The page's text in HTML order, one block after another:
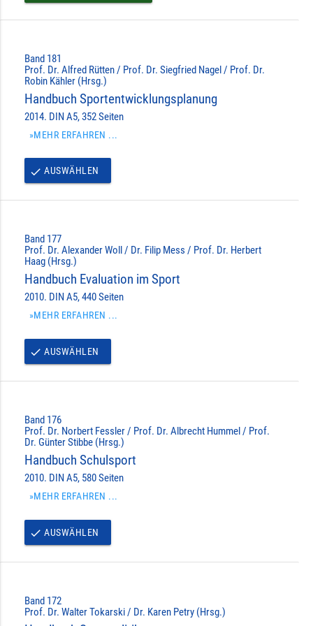
Band 181
Prof. Dr. Alfred Rütten / Prof. Dr. Siegfried Nagel / Prof. Dr.
Robin Kähler (Hrsg.)
Handbuch Sportentwicklungsplanung
2014. DIN A5, 352 Seiten
»MEHR ERFAHREN ...
done AUSWÄHLEN
Band 177
Prof. Dr. Alexander Woll / Dr. Filip Mess / Prof. Dr. Herbert
Haag (Hrsg.)
Handbuch Evaluation im Sport
2010. DIN A5, 440 Seiten
»MEHR ERFAHREN ...
done AUSWÄHLEN
Band 176
Prof. Dr. Norbert Fessler / Prof. Dr. Albrecht Hummel / Prof.
Dr. Günter Stibbe (Hrsg.)
Handbuch Schulsport
2010. DIN A5, 580 Seiten
»MEHR ERFAHREN ...
done AUSWÄHLEN
Band 172
Prof. Dr. Walter Tokarski / Dr. Karen Petry (Hrsg.)